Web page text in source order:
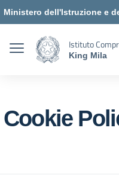
Ministero dell'Istruzione e
Istituto
King Mila
Cookie